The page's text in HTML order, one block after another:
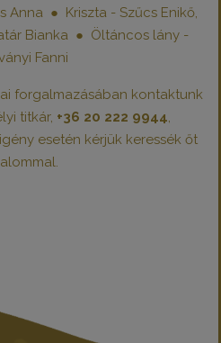
Anna ● Kriszta - Szűcs Enikő,
Bianka ● Öltáncos lány -
Fanni
forgalmazásában kontaktunk
titkár, +36 20 222 9944,
esetén kérjük keressék őt